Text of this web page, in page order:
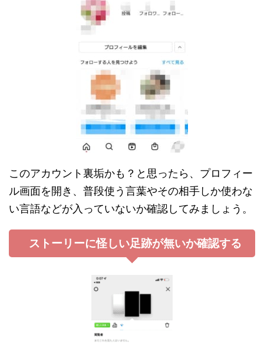
このアカウント裏垢かも？と思ったら、プロフィー
ル画面を開き、普段使う言葉やその相手しか使わな
い言語などが入っていないか確認してみましょう。
ストーリーに怪しい足跡が無いか確認する